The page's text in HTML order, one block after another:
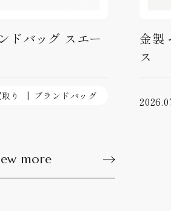
ドバッグ スエー
り ブランドバッグ
金製
ス
more